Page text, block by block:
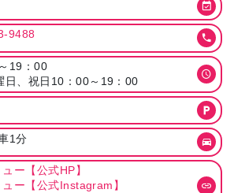
9488
19：00
日、祝日10：00～19：00
1分
ー【公式HP】
ー【公式Instagram】